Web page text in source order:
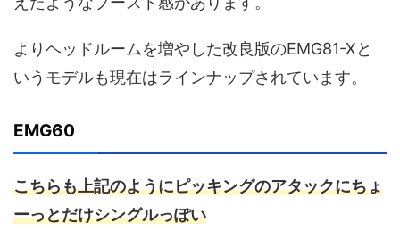
よりヘッドルームを増やした改良版のEMG81-Xと
いうモデルも現在はラインナップされています。
EMG60
こちらも上記のようにピッキングのアタックにちょ
ーっとだけシングルっぽい